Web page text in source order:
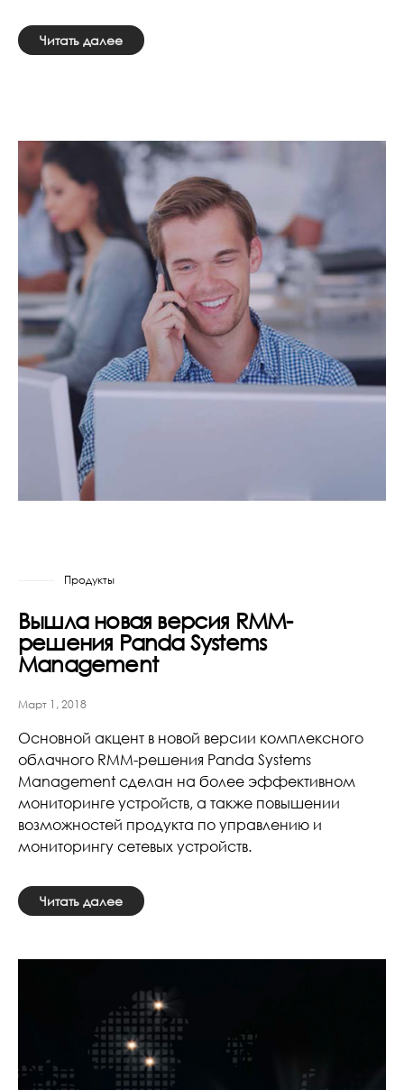
Читать далее
Продукты
Вышла новая версия RMM-
решения Panda Systems
Management
Март 1, 2018
Основной акцент в новой версии комплексного
облачного RMM-решения Panda Systems
Management сделан на более эффективном
мониторинге устройств, а также повышении
возможностей продукта по управлению и
мониторингу сетевых устройств.
Читать далее